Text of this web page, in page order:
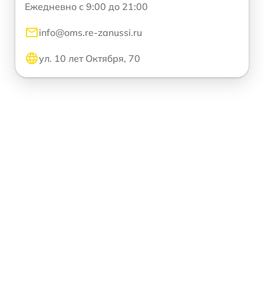
Ежедневно с 9:00 до 21:00
info@oms.re-zanussi.ru
ул. 10 лет Октября, 70